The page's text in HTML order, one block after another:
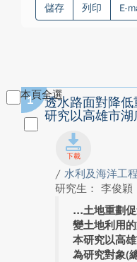
儲存 列印 E-
本頁全選
1
透水路面對降
研究以高雄市湖
/ 水利及海洋工
研究生： 李俊穎
土地重劃
變土地利用
本研究以高
為研究對象(